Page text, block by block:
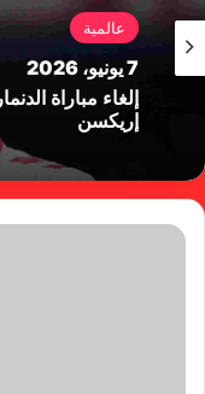
عالمية
7 يونيو، 2026
إلغاء مباراة
إريكسن